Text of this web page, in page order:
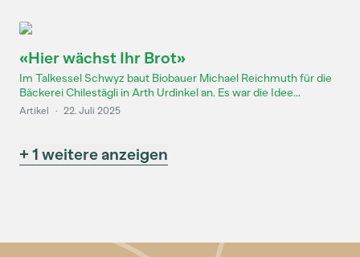
«Hier wächst Ihr Brot»
Im Talkessel Schwyz baut Biobauer Michael Reichmuth für die
Bäckerei Chilestägli in Arth Urdinkel an. Es war die Idee...
Artikel · 22. Juli 2025
+ 1 weitere anzeigen